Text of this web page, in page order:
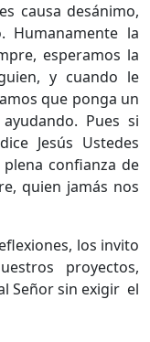
causa desánimo,
Humanamente la
esperamos la
y cuando le
que ponga un
Pues si
Jesús Ustedes
confianza de
quien jamás nos
los invito
proyectos,
Señor sin exigir el